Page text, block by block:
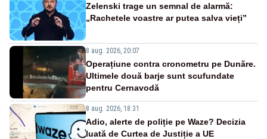
Zelenski trage un semnal de alarmă:
„Rachetele voastre ar putea salva vieți”
8 aug. 2026, 20:07
Operațiune contra cronometru pe Dunăre.
Ultimele două barje sunt scufundate
pentru Cernavodă
8 aug. 2026, 18:31
Adio, alerte de poliție pe Waze? Decizia
luată de Curtea de Justiție a UE